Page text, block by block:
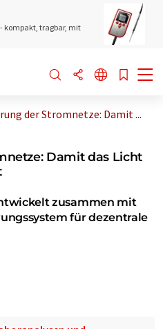
kompakt, tragbar, mit
der Stromnetze: Damit ...
Damit das Licht
zusammen mit
für dezentrale